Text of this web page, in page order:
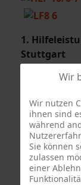
1.
Stuttgart
Wir
Wir nutzen
ihnen sind
während
Sie können
zulassen
einer